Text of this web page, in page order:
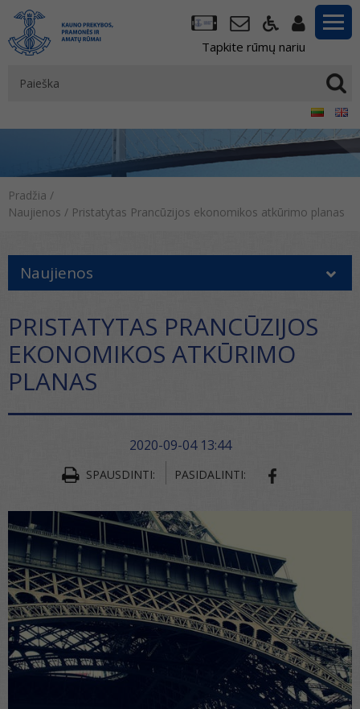
Tapkite rūmų nariu
Pradžia /
Naujienos / Pristatytas Prancūzijos ekonomikos atkūrimo planas
Naujienos
PRISTATYTAS PRANCŪZIJOS
EKONOMIKOS ATKŪRIMO
PLANAS
2020-09-04 13:44
SPAUSDINTI: PASIDALINTI: